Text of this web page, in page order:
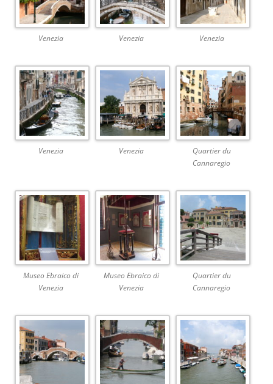
Venezia Venezia Venezia
Venezia Venezia
Quartier du
Cannaregio
Museo Ebraico di
Venezia
Museo Ebraico di
Venezia
Quartier du
Cannaregio